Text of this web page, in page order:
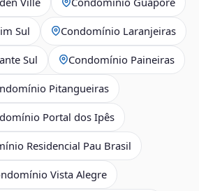
Sul Condomínio Laranjeiras
Sul Condomínio Paineiras
Pitangueiras
Portal dos Ipês
Residencial Pau Brasil
Vista Alegre